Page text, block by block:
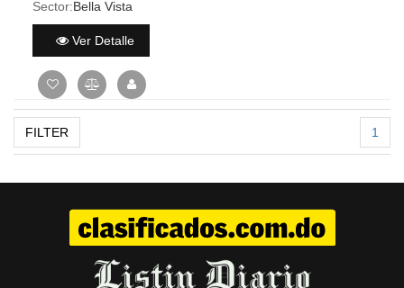
Sector:Bella Vista
Ver Detalle
FILTER 1